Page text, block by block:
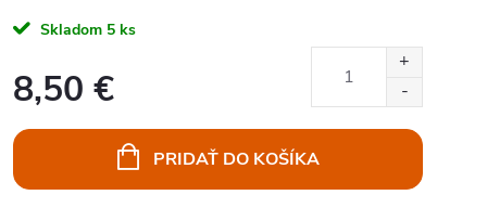
Skladom 5 ks
8,50 €
cena:
PRIDAŤ DO KOŠÍKA